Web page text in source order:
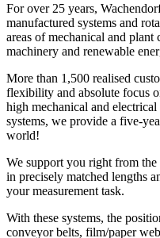
For over 25 years,
manufactured systems and
areas of mechanical and
machinery and renewable
More than 1,500 realised
flexibility and absolute focus
high mechanical and
systems, we provide a five-
world!
We support you right from
in precisely matched lengths
your measurement task.
With these systems, the
conveyor belts, film/paper